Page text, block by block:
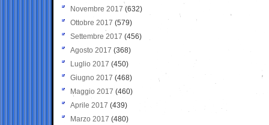
Novembre 2017 (632)
Ottobre 2017 (579)
Settembre 2017 (456)
Agosto 2017 (368)
Luglio 2017 (450)
Giugno 2017 (468)
Maggio 2017 (460)
Aprile 2017 (439)
Marzo 2017 (480)